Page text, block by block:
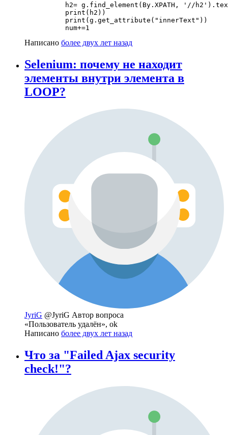
h2= g.find_element(By.XPATH, '//
          print(h2))
          print(g.get_attribute("innerText"))
          num+=1
Написано более двух лет назад
Selenium: почему не находит
элементы внутри элемента в
LOOP?
JyriG @JyriG Автор вопроса
«Пользователь удалён», ok
Написано более двух лет назад
Что за "Failed Ajax security
check!"?